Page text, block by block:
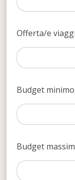
Offerta/e
Budget
Budget